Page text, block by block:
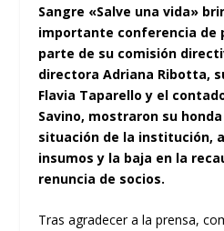
Sangre «Salve una vida»
importante conferencia de
parte de su comisión
directora Adriana Ribotta,
Flavia Taparello y el
Savino, mostraron su
situación de la institución,
insumos y la baja en la
renuncia de socios.
Tras agradecer a la prensa,